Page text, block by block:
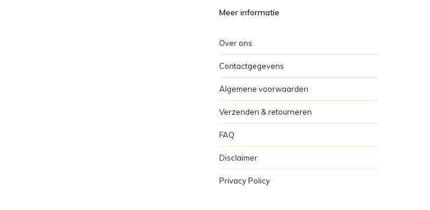
Meer informatie
Over ons
Contactgegevens
Algemene voorwaarden
Verzenden & retourneren
FAQ
Disclaimer
Privacy Policy